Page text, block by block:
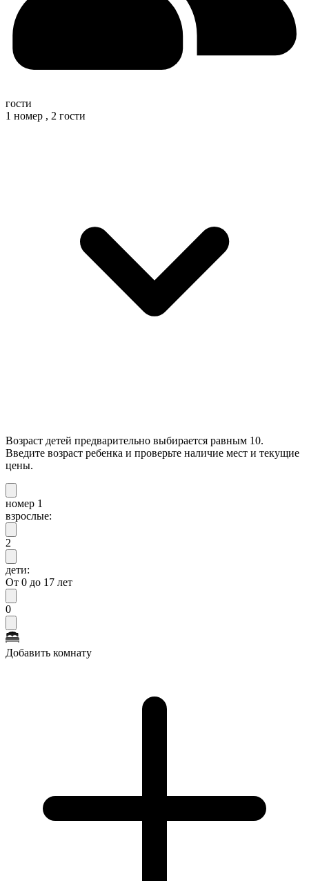
гости
1 номер , 2 гости
Возраст детей предварительно выбирается равным 10.
Введите возраст ребенка и проверьте наличие мест и текущие
цены.
номер 1
взрослые:
2
дети:
От 0 до 17 лет
0
Добавить комнату